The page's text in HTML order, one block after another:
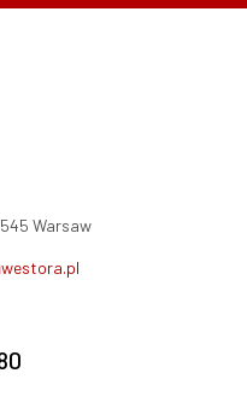
Warsaw